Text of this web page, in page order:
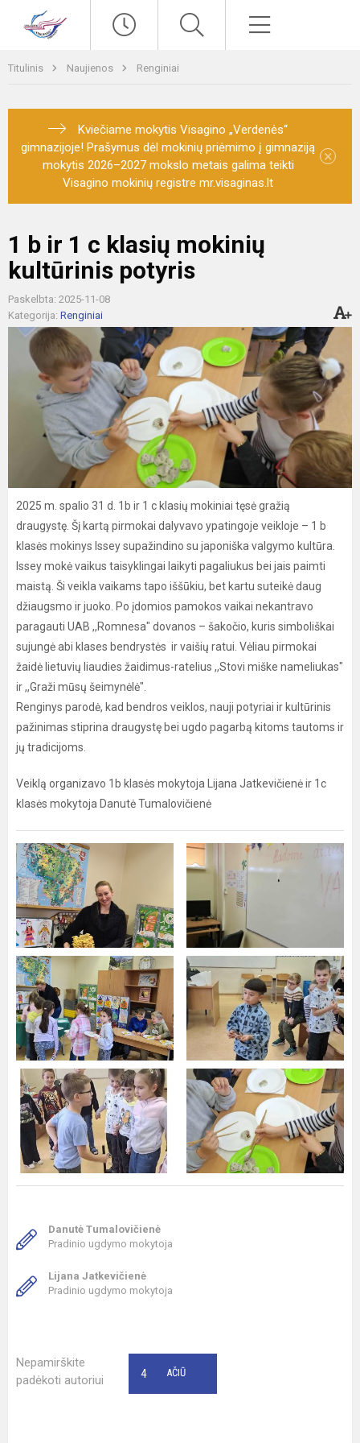
Titulinis Naujienos Renginiai
Kviečiame mokytis Visagino „Verdenės“
gimnazijoje! Prašymus dėl mokinių priėmimo į gimnaziją
mokytis 2026–2027 mokslo metais galima teikti
Visagino mokinių registre mr.visaginas.lt
×
1 b ir 1 c klasių mokinių
kultūrinis potyris
Paskelbta: 2025-11-08
Kategorija: Renginiai
2025 m. spalio 31 d. 1b ir 1 c klasių mokiniai tęsė gražią
draugystę. Šį kartą pirmokai dalyvavo ypatingoje veikloje – 1 b
klasės mokinys Issey supažindino su japoniška valgymo kultūra.
Issey mokė vaikus taisyklingai laikyti pagaliukus bei jais paimti
maistą. Ši veikla vaikams tapo iššūkiu, bet kartu suteikė daug
džiaugsmo ir juoko. Po įdomios pamokos vaikai nekantravo
paragauti UAB ,,Romnesa" dovanos – šakočio, kuris simboliškai
sujungė abi klases bendrystės ir vaišių ratui. Vėliau pirmokai
žaidė lietuvių liaudies žaidimus-ratelius ,,Stovi miške nameliukas"
ir ,,Graži mūsų šeimynėlė".
Renginys parodė, kad bendros veiklos, nauji potyriai ir kultūrinis
pažinimas stiprina draugystę bei ugdo pagarbą kitoms tautoms ir
jų tradicijoms.
Veiklą organizavo 1b klasės mokytoja Lijana Jatkevičienė ir 1c
klasės mokytoja Danutė Tumalovičienė
Danutė Tumalovičienė
Pradinio ugdymo mokytoja
Lijana Jatkevičienė
Pradinio ugdymo mokytoja
Nepamirškite
padėkoti autoriui
AČIŪ
4